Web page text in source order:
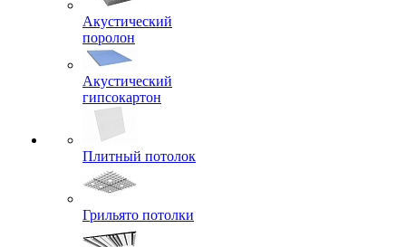
Акустический
поролон
Акустический
гипсокартон
Плитный потолок
Грильято потолки